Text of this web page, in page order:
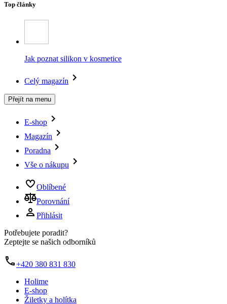
Top články
Jak poznat silikon v kosmetice
Celý magazín
Přejít na menu
E-shop
Magazín
Poradna
Vše o nákupu
Oblíbené
Porovnání
Přihlásit
Potřebujete poradit?
Zeptejte se našich odborníků
+420 380 831 830
Holime
E-shop
Žiletky a holítka